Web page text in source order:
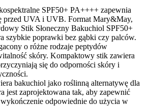
SPF50+ PA++++ zapewnia
przed UVA i UVB. Format Mary&May,
Stik Słoneczny Bakuchiol SPF50+
szybkie poprawki bez gąbki czy palców.
o różne rodzaje peptydów
skóry. Kompaktowy stik zawiera
się do odporności skóry i
bakuchiol jako roślinną alternatywę dla
jest zaprojektowana tak, aby zapewnić
wykończenie odpowiednie do użycia w